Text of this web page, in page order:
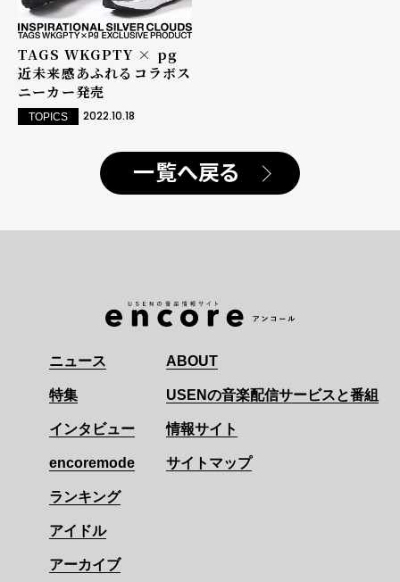
TAGS WKGPTY × pg
近未来感あふれるコラボス
ニーカー発売
TOPICS 2022.10.18
一覧へ戻る
ニュース
特集
インタビュー
encoremode
ランキング
アイドル
アーカイブ
ABOUT
USENの音楽配信サービスと番組
情報サイト
サイトマップ